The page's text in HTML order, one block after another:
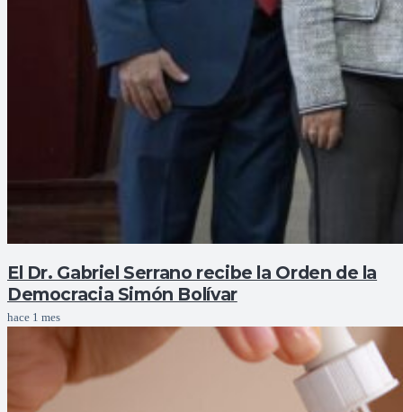
El Dr. Gabriel Serrano recibe la Orden de la
Democracia Simón Bolívar
hace 1 mes